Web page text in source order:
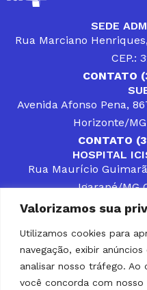
Valorizamos sua
Utilizamos cookies para
navegação, exibir
analisar nosso tráfego. Ao
você concorda com nosso
SEDE
Rua Marciano
CEP.:
CONTATO
Avenida Afonso Pena,
Horizonte/MG
CONTATO
HOSPITAL
Rua Maurício
Igarapé/MG
CONTATOS (31)
DESENVOLVER
PÚBLICOS QUE
POPULAÇÃO DA
PARCEIRO DOS
SOLUÇÃO DE
GESTORES